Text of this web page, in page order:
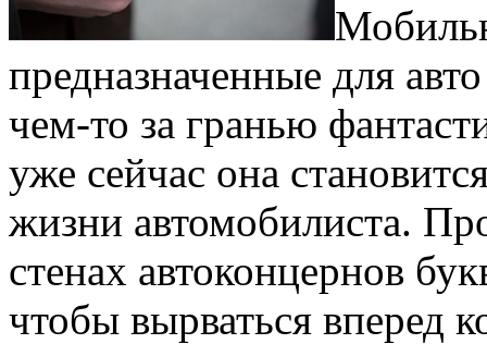
предназначенные для
чем-то за гранью
уже сейчас она
жизни автомобилиста.
стенах автоконцернов
чтобы вырваться вперед